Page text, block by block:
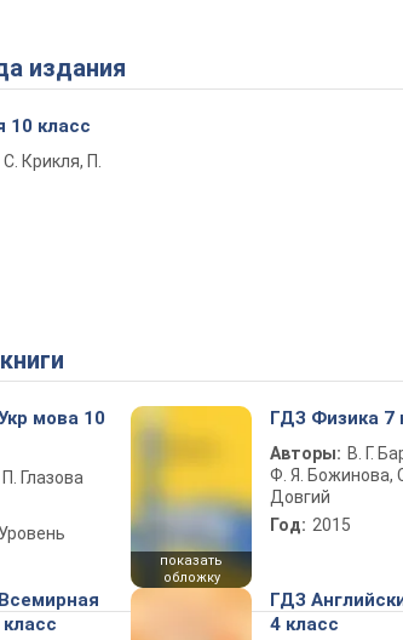
издания
10 класс
Крикля, П.
мова 10
Глазова
Уровень
показать
обложку
ГДЗ Физика 7
Авторы: В. Г.
Ф. Я. Божинова,
Довгий
Год: 2015
ГДЗ
4 класс